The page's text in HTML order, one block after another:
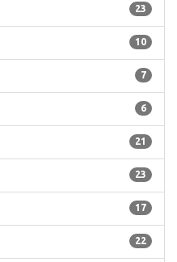
23
10
7
6
21
23
17
22